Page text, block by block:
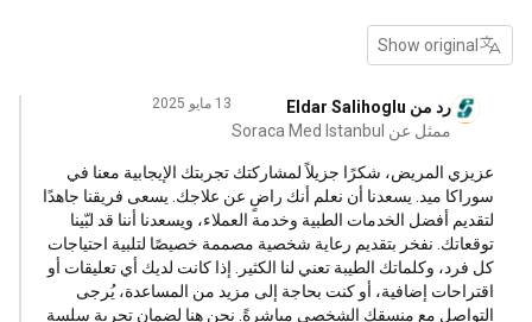
Show original
رد من Eldar Salihoglu
ممثل عن Soraca Med Istanbul
المريض، شكرًا جزيلاً لمشاركتك تجربتك الإيجابية معنا في
ميد. يسعدنا أن نعلم أنك راضٍ عن علاجك. يسعى فريقنا جاهدًا
أفضل الخدمات الطبية وخدمة العملاء، ويسعدنا أننا قد لبّينا
نفخر بتقديم رعاية شخصية مصممة خصيصًا لتلبية احتياجات
فرد، وكلماتك الطيبة تعني لنا الكثير. إذا كانت لديك أي تعليقات أو
إضافية، أو كنت بحاجة إلى مزيد من المساعدة، يُرجى
مع منسقك الشخصي مباشرةً. نحن هنا لضمان تجربة سلسة